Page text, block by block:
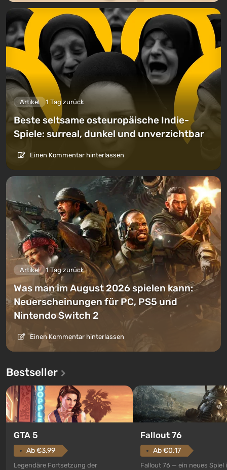
Artikel 1 Tag zurück
Beste seltsame osteuropäische Indie-
Spiele: surreal, dunkel und unverzichtbar
Einen Kommentar hinterlassen
Artikel 1 Tag zurück
Was man im August 2026 spielen kann:
Neuerscheinungen für PC, PS5 und
Nintendo Switch 2
Einen Kommentar hinterlassen
Bestseller
GTA 5
Ab €3.99
Legendäre Fortsetzung der
Fallout 76
Ab €0.17
Fallout 76 — ein neues Spiel